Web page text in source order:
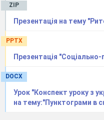
ZIP
Презентація на тему
PPTX
Презентація
DOCX
Урок "Конспект уроку з
на тему:"Пунктограми в